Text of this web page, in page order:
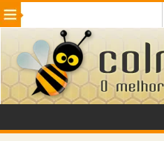
Beleza Cinema e TV
Internet Jogos NotÃ­cias
VeÃ­culos Adulto